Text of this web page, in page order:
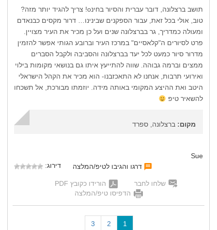
תושב ברצלונה, דובר עברית והסיור בחינo! צריך להגיד יותר מזה?
טוב, אולי בכל זאת, עבור הספקנים שבינינו… דרור מקסים כבנאדם
ומעולה כמדריך, גר בברצלונה שנים ועל כן מכיר את העיר מצויין.
פרט לסיורים ה"קלאסיים" במרכז העיר וברובע הגותי אפשר להזמין
מדרור סיור כמעט לכל יעד בברצלונה והסביבה ולקבל הסברים
ממצים וברמה גבוהה. שווה להתייעץ איתו גם בנושאי מקומות בילוי
ואירועי תרבות, אנחנו לא התאכזבנו- הוא מכיר את הקהל הישראלי
היטב ואת ההיצע המקומי באותה מידה. יוזמתו מבורכת, אל תשכחו
להשאיר טיפ
מקום: ברצלונה, ספרד
Sue
דרגו והגיבו לטיפ/המלצה
דירוג:
שלחו לחבר
הורידו כקובץ PDF
הדפיסו טיפ/המלצה
1
2
3